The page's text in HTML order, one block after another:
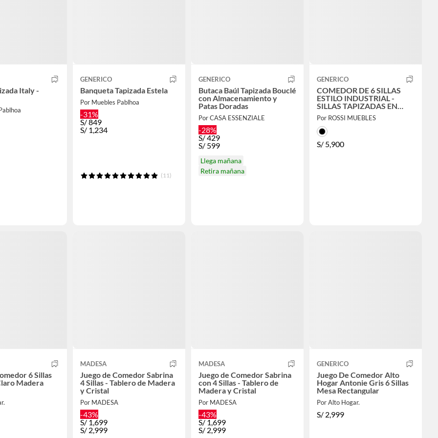
Italy -
GENERICO
Banqueta Tapizada Estela
Por Muebles Pablhoa
-31%
S/849
S/ 1,234
(11)
GENERICO
Butaca Baúl Tapizada Bouclé
con Almacenamiento y
Patas Doradas
Por CASA ESSENZIALE
-28%
S/429
S/ 599
Llega mañana
Retira mañana
GENERICO
COMEDOR DE 6 SILLAS
ESTILO INDUSTRIAL -
SILLAS TAPIZADAS EN
CUERO PRANNA COLOR
MARFIL
Por ROSSI MUEBLES
S/ 5,900
6 Sillas
Madera
MADESA
Juego de Comedor Sabrina
4 Sillas - Tablero de Madera
y Cristal
Por MADESA
-43%
S/1,699
S/ 2,999
MADESA
Juego de Comedor Sabrina
con 4 Sillas - Tablero de
Madera y Cristal
Por MADESA
-43%
S/1,699
S/ 2,999
GENERICO
Juego De Comedor Alto
Hogar Antonie Gris 6 Sillas
Mesa Rectangular
Por Alto Hogar.
S/ 2,999